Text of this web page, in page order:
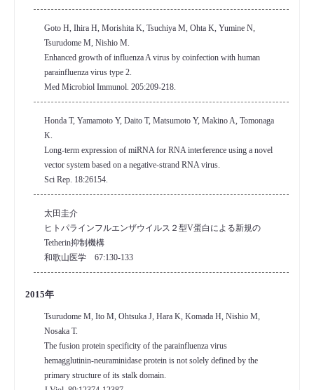
Goto H, Ihira H, Morishita K, Tsuchiya M, Ohta K, Yumine N,
Tsurudome M, Nishio M.
Enhanced growth of influenza A virus by coinfection with human
parainfluenza virus type 2.
Med Microbiol Immunol. 205:209-218.
Honda T, Yamamoto Y, Daito T, Matsumoto Y, Makino A, Tomonaga
K.
Long-term expression of miRNA for RNA interference using a novel
vector system based on a negative-strand RNA virus.
Sci Rep. 18:26154.
太田圭介
ヒトパラインフルエンザウイルス２型V蛋白による新規の
Tetherin抑制機構
和歌山医学 67:130-133
2015年
Tsurudome M, Ito M, Ohtsuka J, Hara K, Komada H, Nishio M,
Nosaka T.
The fusion protein specificity of the parainfluenza virus
hemagglutinin-neuraminidase protein is not solely defined by the
primary structure of its stalk domain.